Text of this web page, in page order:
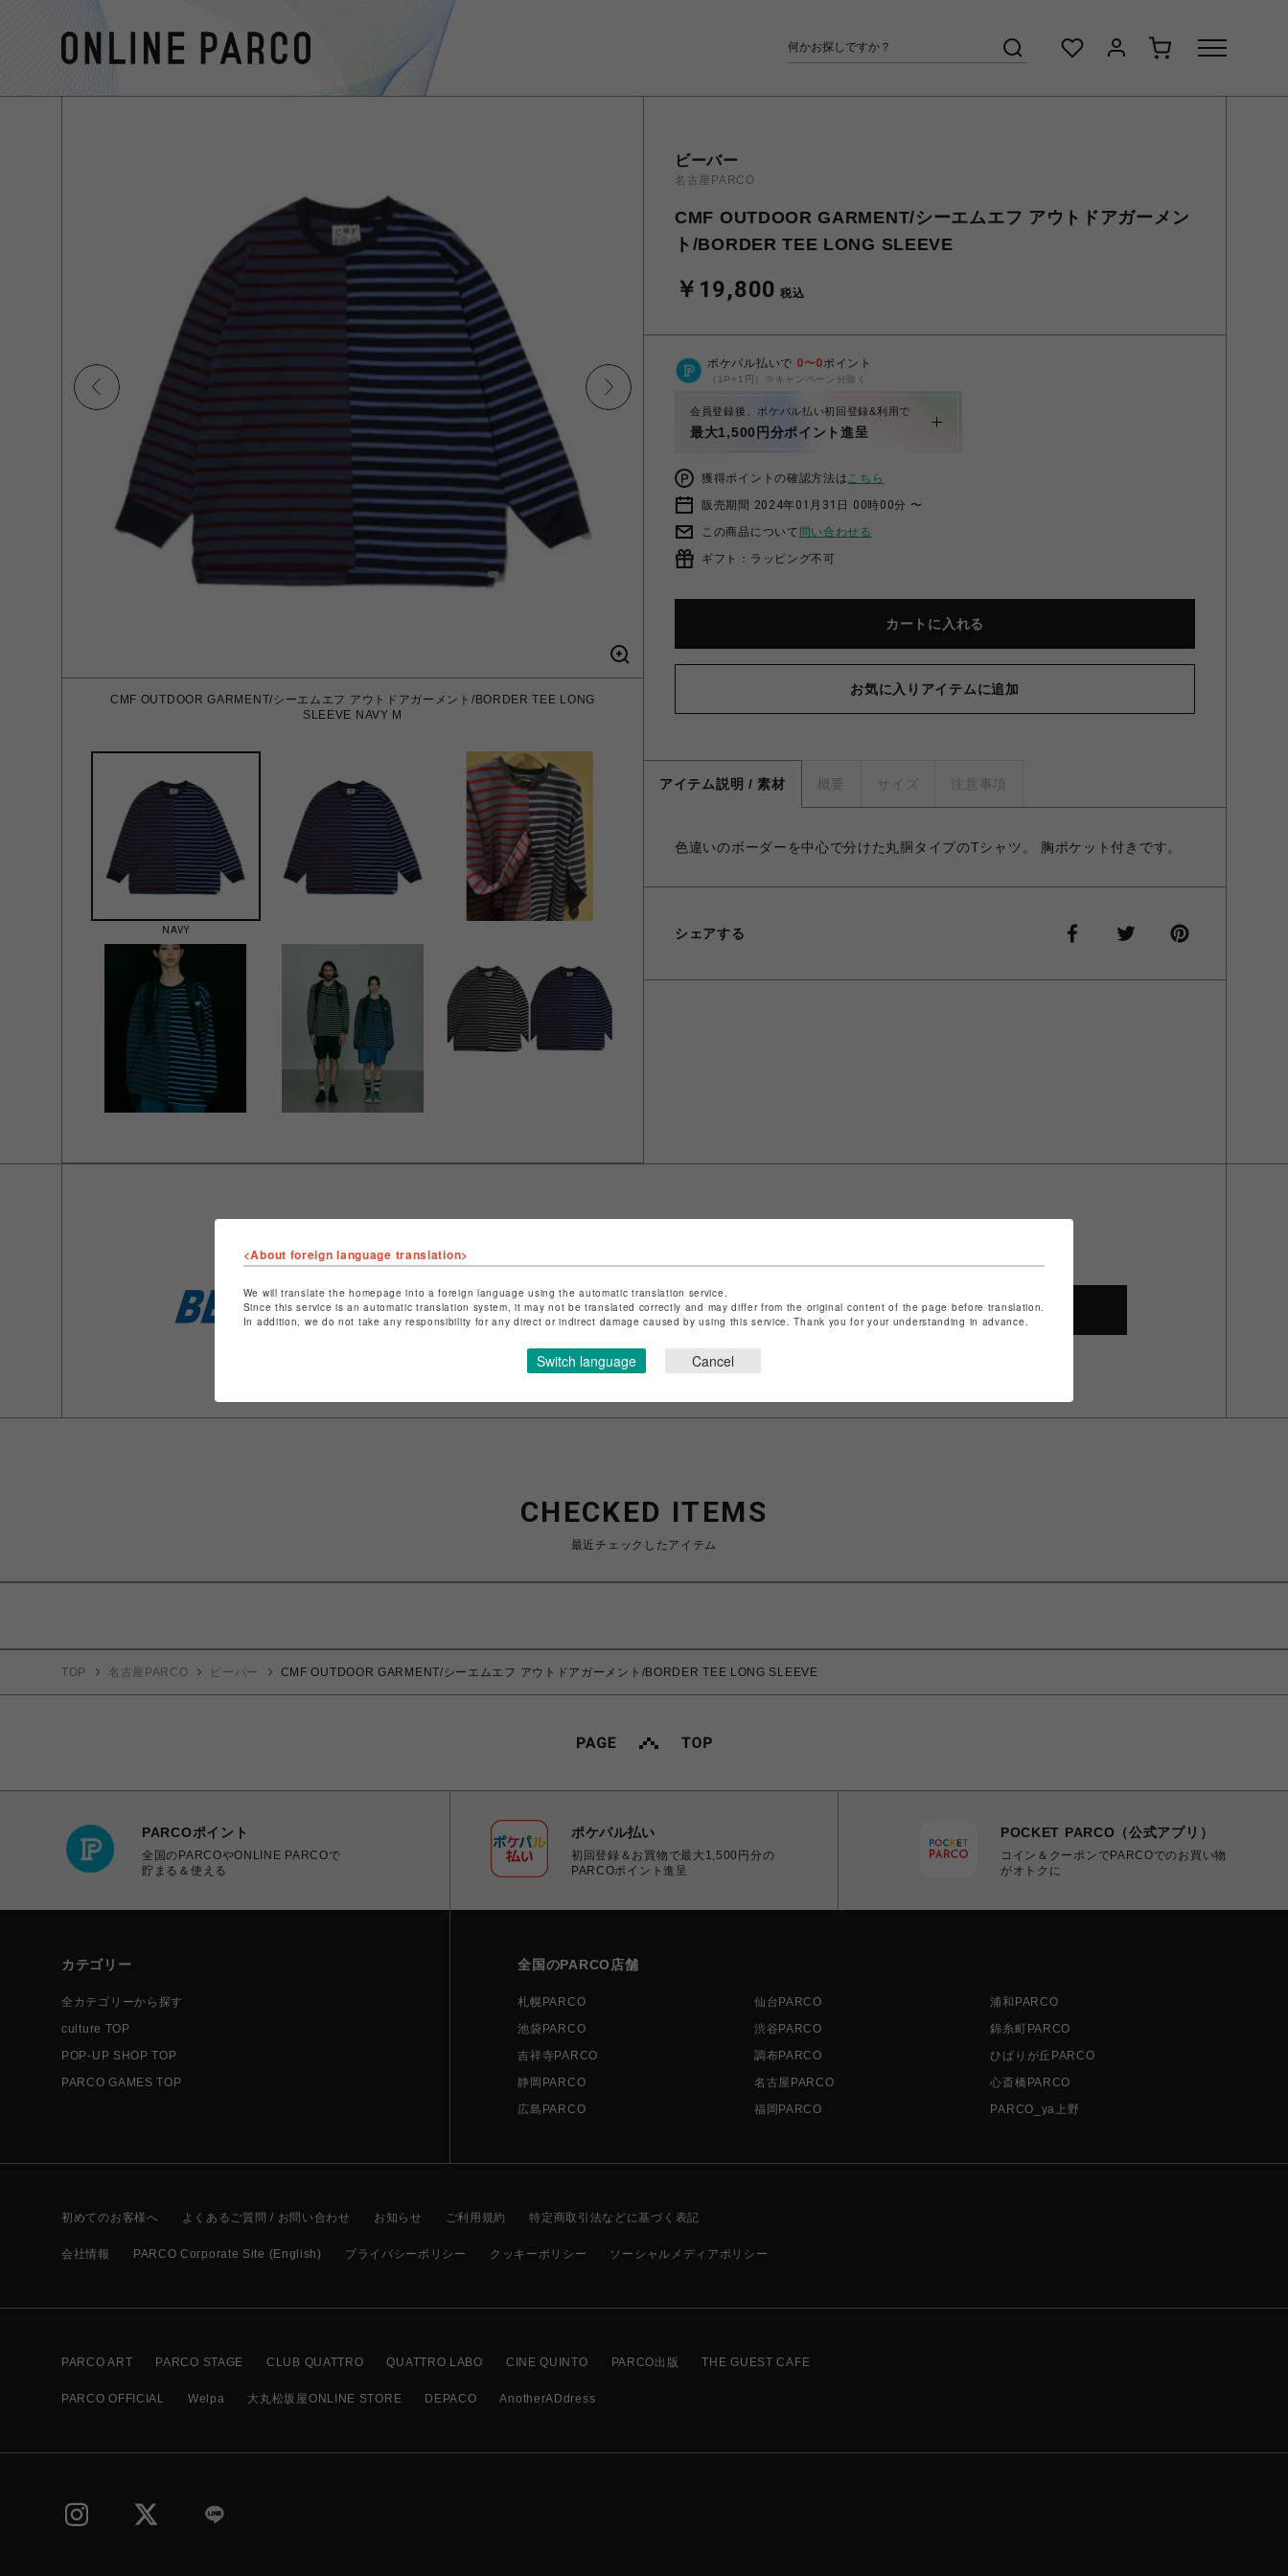
CMF OUTDOOR GARMENT/シーエムエフ アウトドアガーメント/BORDER TEE LONG
SLEEVE NAVY M
NAVY
ビーバー
名古屋PARCO
CMF OUTDOOR GARMENT/シーエムエフ アウトドアガーメン
ト/BORDER TEE LONG SLEEVE
￥19,800 税込
ポケパル払いで 0〜0ポイント
（1P=1円）※キャンペーン分除く
会員登録後、ポケパル払い初回登録&利用で
最大1,500円分ポイント進呈
獲得ポイントの確認方法はこちら
販売期間 2024年01月31日 00時00分 〜
この商品について 問い合わせる
ギフト：ラッピング不可
カートに入れる
お気に入りアイテムに追加
アイテム説明 / 素材 概要 サイズ 注意事項
色違いのボーダーを中心で分けた丸胴タイプのTシャツ。 胸ポケット付きです。
シェアする
ショップ名
ビーバー
店舗名
名古屋PARCO
特定商取引法など法令に基づく表記はこちら
ショップお問い合わせは こちら
SHOP TOP
CHECKED ITEMS
最近チェックしたアイテム
TOP 名古屋PARCO ビーバー CMF OUTDOOR GARMENT/シーエムエフ アウトドアガーメント/BORDER TEE LONG SLEEVE
PARCOポイント
全国のPARCOやONLINE PARCOで
貯まる＆使える
ポケパル払い
初回登録＆お買物で最大1,500円分の
PARCOポイント進呈
POCKET PARCO（公式アプリ）
コイン＆クーポンでPARCOでのお買い物
がオトクに
カテゴリー
全カテゴリーから探す
culture TOP
POP-UP SHOP TOP
PARCO GAMES TOP
全国のPARCO店舗
札幌PARCO 仙台PARCO
浦和PARCO
池袋PARCO
渋谷PARCO
錦糸町PARCO
吉祥寺PARCO
調布PARCO
ひばりが丘PARCO
静岡PARCO
名古屋PARCO
心斎橋PARCO
広島PARCO
福岡PARCO PARCO_ya上野
初めてのお客様へ よくあるご質問 / お問い合わせ お知らせ ご利用規約 特定商取引法などに基づく表記
会社情報 PARCO Corporate Site (English) プライバシーポリシー クッキーポリシー ソーシャルメディアポリシー
PARCO ART PARCO STAGE CLUB QUATTRO QUATTRO LABO CINE QUINTO PARCO出版 THE GUEST CAFE
PARCO OFFICIAL Welpa 大丸松坂屋ONLINE STORE DEPACO AnotherADdress
<About foreign language translation>
We will translate the homepage into a foreign language using the automatic translation service.
Since this service is an automatic translation system, it may not be translated correctly and may differ from the original content of the page before translation.
In addition, we do not take any responsibility for any direct or indirect damage caused by using this service. Thank you for your understanding in advance.
Switch language Cancel